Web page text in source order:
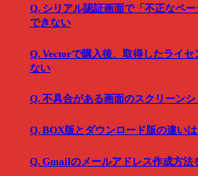
Q. シリアル認証画面で「不正なペ
できない
Q. Vectorで購入後、取得したライ
ない
Q. 不具合がある画面のスクリーン
Q. BOX版とダウンロード版の違い
Q. Gmailのメールアドレス作成方法